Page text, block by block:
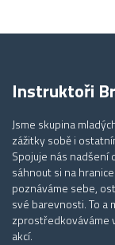
Instruktoři
Jsme skupina
zážitky sobě i
Spojuje nás nadšení
sáhnout si na
poznáváme sebe,
své barevnosti. To a
zprostředkováváme
akcí.